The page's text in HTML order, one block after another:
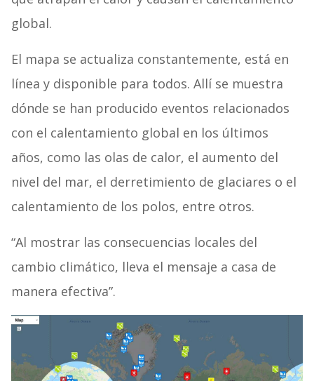
global.
El mapa se actualiza constantemente, está en
línea y disponible para todos. Allí se muestra
dónde se han producido eventos relacionados
con el calentamiento global en los últimos
años, como las olas de calor, el aumento del
nivel del mar, el derretimiento de glaciares o el
calentamiento de los polos, entre otros.
“Al mostrar las consecuencias locales del
cambio climático, lleva el mensaje a casa de
manera efectiva”.